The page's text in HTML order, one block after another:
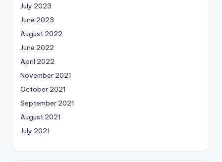
July 2023
June 2023
August 2022
June 2022
April 2022
November 2021
October 2021
September 2021
August 2021
July 2021